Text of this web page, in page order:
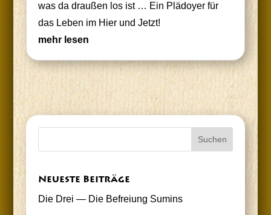
was da drau­ßen los ist … Ein Plä­doy­er für
das Leben im Hier und Jetzt!
mehr lesen
Neu­es­te Beiträge
Die Drei — Die Befrei­ung Sumins